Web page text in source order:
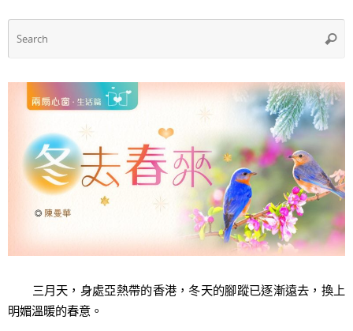
k
三月天，身處亞熱帶的香港，冬天的腳蹤已逐漸遠去，換上
明媚溫暖的春意。